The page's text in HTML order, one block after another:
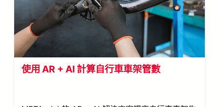
使用 AR + AI 計算自行車車架管數